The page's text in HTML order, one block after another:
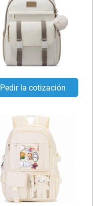
Pedir la cotización